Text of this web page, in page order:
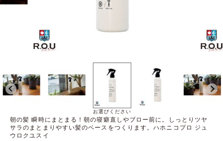
お選びください
朝の髪 瞬時にまとまる！朝の寝癖直しやブロー前に。しっとりツヤ
サラのまとまりやすい髪のベースをつくります。ハホニコプロ ジュ
ウロクユスイ